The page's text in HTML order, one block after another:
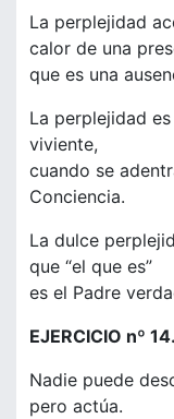
La perplejidad
calor de una
que es una
La perplejidad
viviente,
cuando se
Conciencia.
La dulce
que “el que es”
es el Padre
EJERCICIO nº 14.
Nadie puede
pero actúa.